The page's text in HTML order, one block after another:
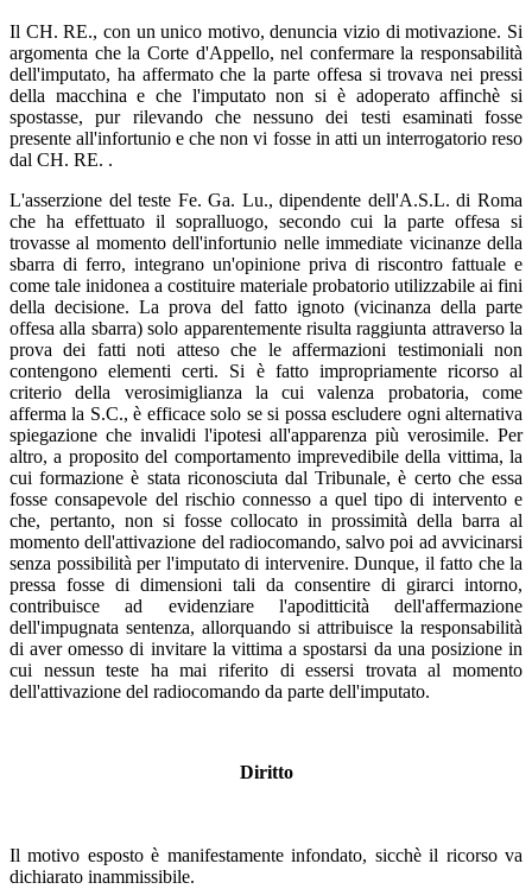
Il CH. RE., con un unico motivo, denuncia vizio di motivazione. Si
argomenta che la Corte d'Appello, nel confermare la responsabilità
dell'imputato, ha affermato che la parte offesa si trovava nei pressi
della macchina e che l'imputato non si è adoperato affinchè si
spostasse, pur rilevando che nessuno dei testi esaminati fosse
presente all'infortunio e che non vi fosse in atti un interrogatorio reso
dal CH. RE. .
L'asserzione del teste Fe. Ga. Lu., dipendente dell'A.S.L. di Roma
che ha effettuato il sopralluogo, secondo cui la parte offesa si
trovasse al momento dell'infortunio nelle immediate vicinanze della
sbarra di ferro, integrano un'opinione priva di riscontro fattuale e
come tale inidonea a costituire materiale probatorio utilizzabile ai fini
della decisione. La prova del fatto ignoto (vicinanza della parte
offesa alla sbarra) solo apparentemente risulta raggiunta attraverso la
prova dei fatti noti atteso che le affermazioni testimoniali non
contengono elementi certi. Si è fatto impropriamente ricorso al
criterio della verosimiglianza la cui valenza probatoria, come
afferma la S.C., è efficace solo se si possa escludere ogni alternativa
spiegazione che invalidi l'ipotesi all'apparenza più verosimile. Per
altro, a proposito del comportamento imprevedibile della vittima, la
cui formazione è stata riconosciuta dal Tribunale, è certo che essa
fosse consapevole del rischio connesso a quel tipo di intervento e
che, pertanto, non si fosse collocato in prossimità della barra al
momento dell'attivazione del radiocomando, salvo poi ad avvicinarsi
senza possibilità per l'imputato di intervenire. Dunque, il fatto che la
pressa fosse di dimensioni tali da consentire di girarci intorno,
contribuisce ad evidenziare l'apoditticità dell'affermazione
dell'impugnata sentenza, allorquando si attribuisce la responsabilità
di aver omesso di invitare la vittima a spostarsi da una posizione in
cui nessun teste ha mai riferito di essersi trovata al momento
dell'attivazione del radiocomando da parte dell'imputato.
Diritto
Il motivo esposto è manifestamente infondato, sicchè il ricorso va
dichiarato inammissibile.